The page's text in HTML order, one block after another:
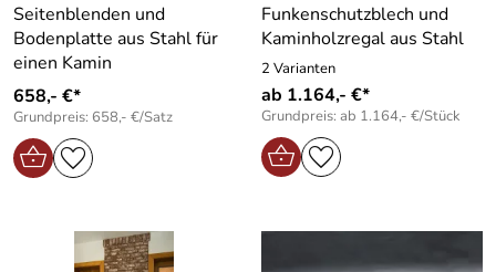
Seitenblenden und
Bodenplatte aus Stahl für
einen Kamin
658,- €*
Grundpreis: 658,- €/Satz
Funkenschutzblech und
Kaminholzregal aus Stahl
2 Varianten
ab 1.164,- €*
Grundpreis: ab 1.164,- €/Stück